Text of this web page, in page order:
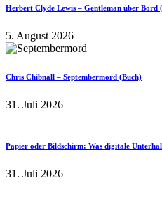
Herbert Clyde Lewis – Gentleman über Bord
5. August 2026
Chris Chibnall – Septembermord (Buch)
31. Juli 2026
Papier oder Bildschirm: Was digitale
31. Juli 2026